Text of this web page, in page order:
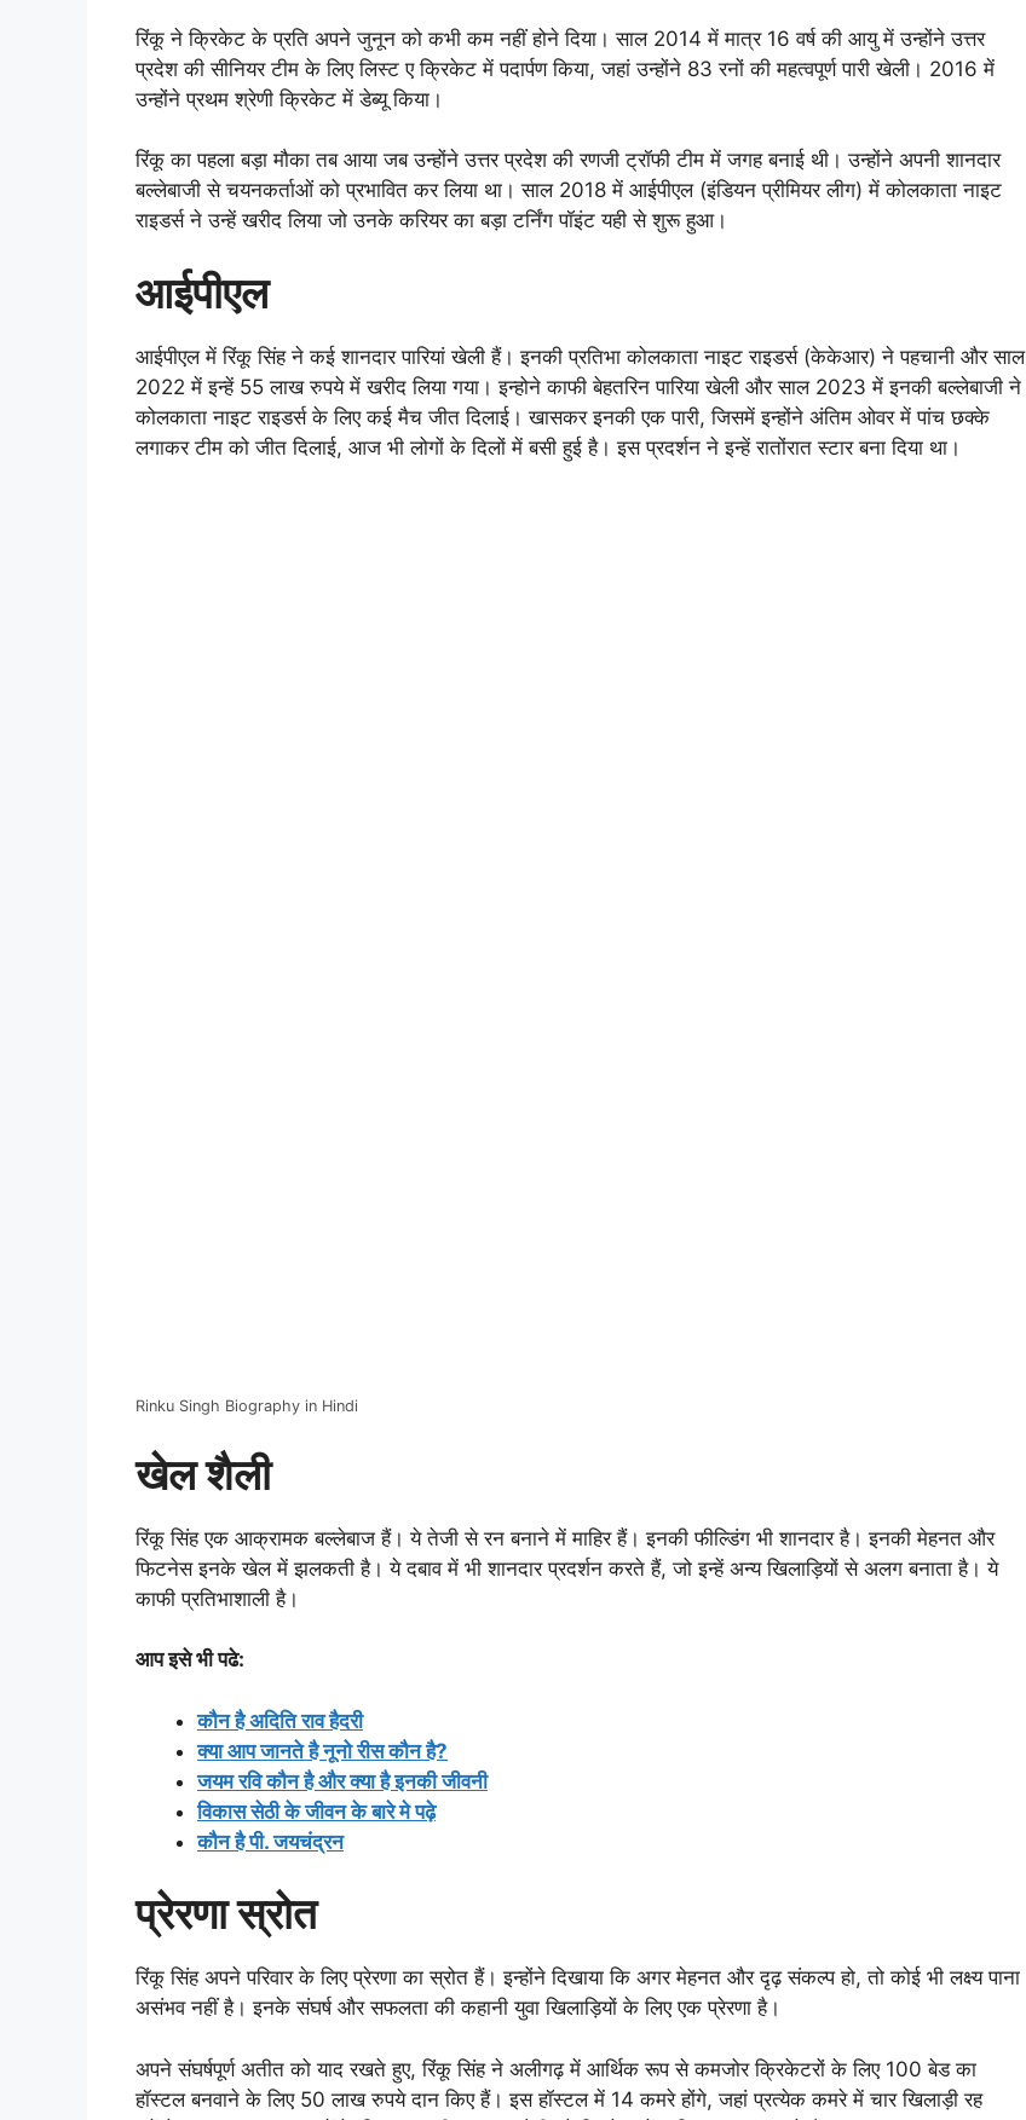
रिंकू ने क्रिकेट के प्रति अपने जुनून को कभी कम नहीं होने दिया। साल 2014 में मात्र 16 वर्ष की आयु में उन्होंने उत्तर
प्रदेश की सीनियर टीम के लिए लिस्ट ए क्रिकेट में पदार्पण किया, जहां उन्होंने 83 रनों की महत्वपूर्ण पारी खेली। 2016 में
उन्होंने प्रथम श्रेणी क्रिकेट में डेब्यू किया।
रिंकू का पहला बड़ा मौका तब आया जब उन्होंने उत्तर प्रदेश की रणजी ट्रॉफी टीम में जगह बनाई थी। उन्होंने अपनी शानदार
बल्लेबाजी से चयनकर्ताओं को प्रभावित कर लिया था। साल 2018 में आईपीएल (इंडियन प्रीमियर लीग) में कोलकाता नाइट
राइडर्स ने उन्हें खरीद लिया जो उनके करियर का बड़ा टर्निंग पॉइंट यही से शुरू हुआ।
आईपीएल
आईपीएल में रिंकू सिंह ने कई शानदार पारियां खेली हैं। इनकी प्रतिभा कोलकाता नाइट राइडर्स (केकेआर) ने पहचानी और साल
2022 में इन्हें 55 लाख रुपये में खरीद लिया गया। इन्होने काफी बेहतरिन पारिया खेली और साल 2023 में इनकी बल्लेबाजी ने
कोलकाता नाइट राइडर्स के लिए कई मैच जीत दिलाई। खासकर इनकी एक पारी, जिसमें इन्होंने अंतिम ओवर में पांच छक्के
लगाकर टीम को जीत दिलाई, आज भी लोगों के दिलों में बसी हुई है। इस प्रदर्शन ने इन्हें रातोंरात स्टार बना दिया था।
Rinku Singh Biography in Hindi
खेल शैली
रिंकू सिंह एक आक्रामक बल्लेबाज हैं। ये तेजी से रन बनाने में माहिर हैं। इनकी फील्डिंग भी शानदार है। इनकी मेहनत और
फिटनेस इनके खेल में झलकती है। ये दबाव में भी शानदार प्रदर्शन करते हैं, जो इन्हें अन्य खिलाड़ियों से अलग बनाता है। ये
काफी प्रतिभाशाली है।
आप इसे भी पढे:
कौन है अदिति राव हैदरी
क्या आप जानते है नूनो रीस कौन है?
जयम रवि कौन है और क्या है इनकी जीवनी
विकास सेठी के जीवन के बारे मे पढ़े
कौन है पी. जयचंद्रन
प्रेरणा स्रोत
रिंकू सिंह अपने परिवार के लिए प्रेरणा का स्रोत हैं। इन्होंने दिखाया कि अगर मेहनत और दृढ़ संकल्प हो, तो कोई भी लक्ष्य पाना
असंभव नहीं है। इनके संघर्ष और सफलता की कहानी युवा खिलाड़ियों के लिए एक प्रेरणा है।
अपने संघर्षपूर्ण अतीत को याद रखते हुए, रिंकू सिंह ने अलीगढ़ में आर्थिक रूप से कमजोर क्रिकेटरों के लिए 100 बेड का
हॉस्टल बनवाने के लिए 50 लाख रुपये दान किए हैं। इस हॉस्टल में 14 कमरे होंगे, जहां प्रत्येक कमरे में चार खिलाड़ी रह